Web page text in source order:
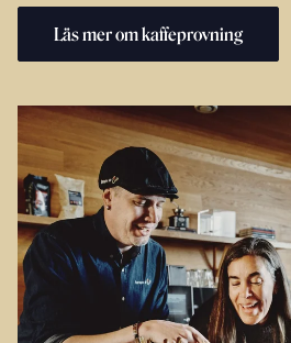
Läs mer om kaffeprovning